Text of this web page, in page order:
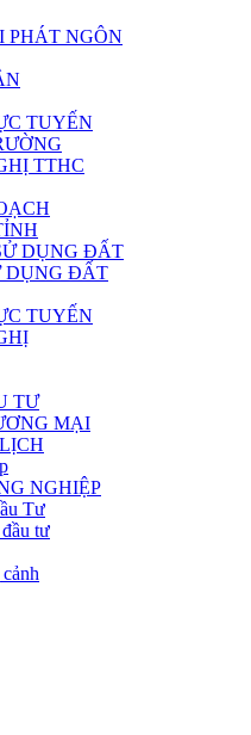
PHÁT NGÔN
TUYẾN
TTHC
DỤNG ĐẤT
DỤNG ĐẤT
TUYẾN
TƯ
MẠI
NGHIỆP
Tư
tư